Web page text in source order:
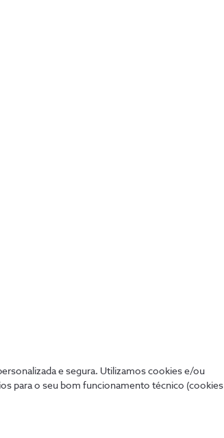
e segura. Utilizamos cookies e/ou
para o seu bom funcionamento técnico (cookies